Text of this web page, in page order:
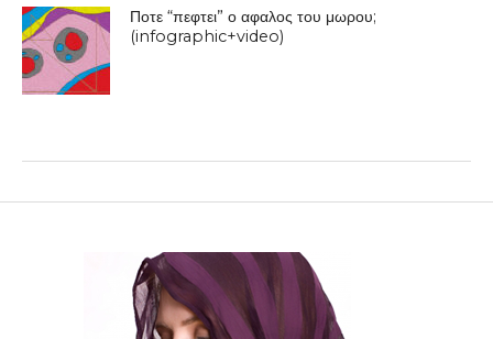
Ποτε “πεφτει” ο αφαλος του μωρου;
(infographic+video)